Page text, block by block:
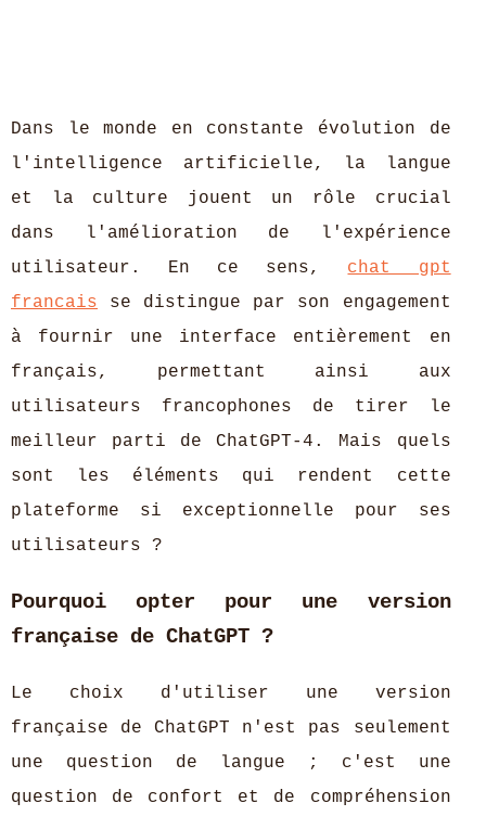
Dans le monde en constante évolution de
l'intelligence artificielle, la langue
et la culture jouent un rôle crucial
dans l'amélioration de l'expérience
utilisateur. En ce sens, chat gpt
francais se distingue par son engagement
à fournir une interface entièrement en
français, permettant ainsi aux
utilisateurs francophones de tirer le
meilleur parti de ChatGPT-4. Mais quels
sont les éléments qui rendent cette
plateforme si exceptionnelle pour ses
utilisateurs ?
Pourquoi opter pour une version
française de ChatGPT ?
Le choix d'utiliser une version
française de ChatGPT n'est pas seulement
une question de langue ; c'est une
question de confort et de compréhension